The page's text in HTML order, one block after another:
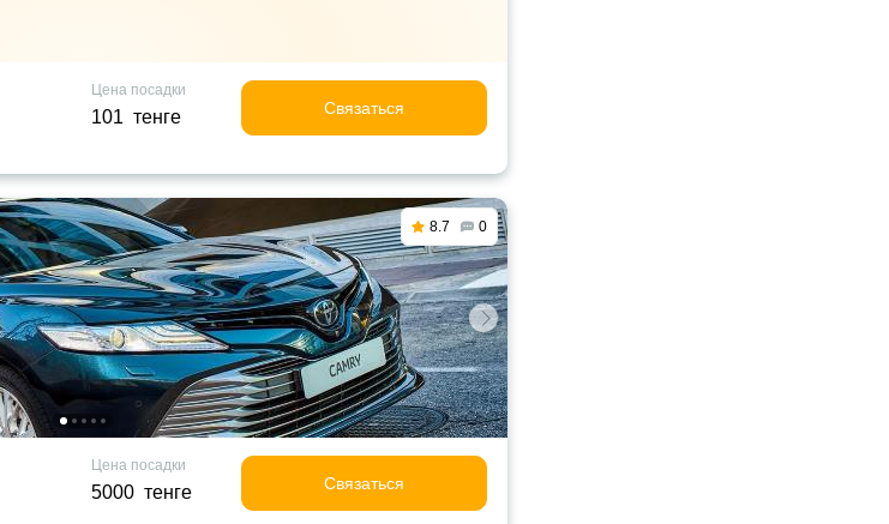
Цена посадки
101 тенге Связаться
8.7 0
Цена посадки
5000 тенге Связаться